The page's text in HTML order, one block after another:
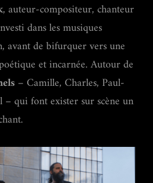
, auteur-compositeur, chanteur
dans les musiques
avant de bifurquer vers une
et incarnée. Autour de
– Camille, Charles, Paul-
qui font exister sur scène un